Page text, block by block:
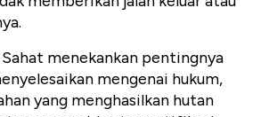
menekankan pentingnya
mengenai hukum,
yang menghasilkan hutan